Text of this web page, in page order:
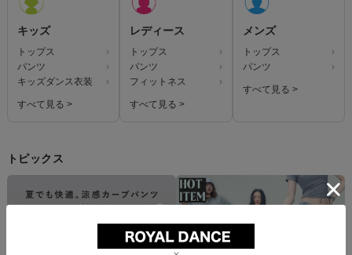
キッズ
トップス
パンツ
キッズダンス衣装
すべて見る >
レディース
トップス
パンツ
フィットネス
すべて見る >
メンズ
トップス
パンツ
すべて見る >
トピックス